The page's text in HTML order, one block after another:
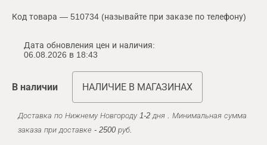
Код товара — 510734 (называйте при заказе по телефону)
Дата обновления цен и наличия:
06.08.2026 в 18:43
В наличии НАЛИЧИЕ В МАГАЗИНАХ
Доставка по Нижнему Новгороду 1-2 дня . Минимальная сумма
заказа при доставке - 2500 руб.